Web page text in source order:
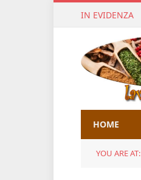
IN EVIDENZA
HOME
YOU ARE AT: